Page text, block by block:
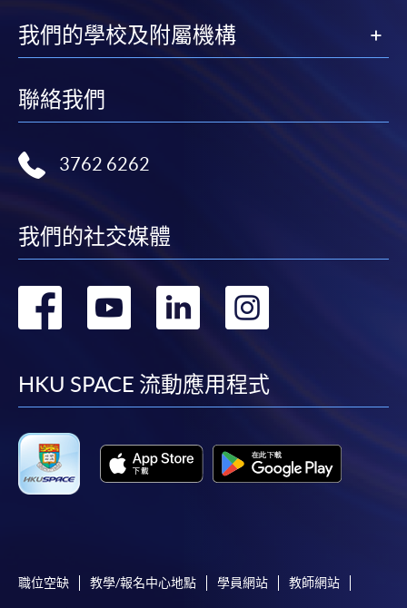
我們的學校及附屬機構
聯絡我們
3762 6262
我們的社交媒體
轉
facebook
轉
youtube
轉
linkedin
HKU SPACE 流動應用程式
職位空缺 教學/報名中心地點 學員網站 教師網站